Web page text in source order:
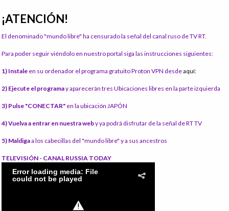
¡ATENCIÓN!
El denominado "mundo libre" ha censurado la señal del canal ruso de TV RT.
Para poder seguir viéndolo en nuestro portal siga las instrucciones siguientes:
1) Instale en su ordenador el programa gratuito Proton VPN desdeaquí:
2) Ejecute el programay aparecerán tres Ubicaciones libres en la parte izquierda
3) Pulse "CONECTAR" en la ubicación JAPÓN
4) Vuelva a entrar en nuestra weby ya podrá disfrutar de la señal de RT TV
5) Maldigaa los cabecillas del "mundo libre" y a sus ancestros
TELEVISIÓN - CANAL RUSSIA TODAY